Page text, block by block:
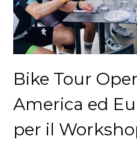
Bike Tour
America ed
per il